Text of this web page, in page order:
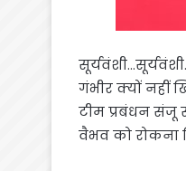
गंभीर क्यों नहीं
टीम प्रबंधन संजू
वैभव को रोकना